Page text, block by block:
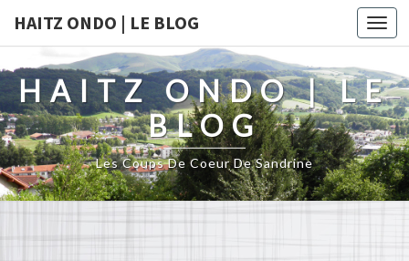
HAITZ ONDO | LE BLOG
HAITZ ONDO | LE
BLOG
Les Coups De Coeur De Sandrine